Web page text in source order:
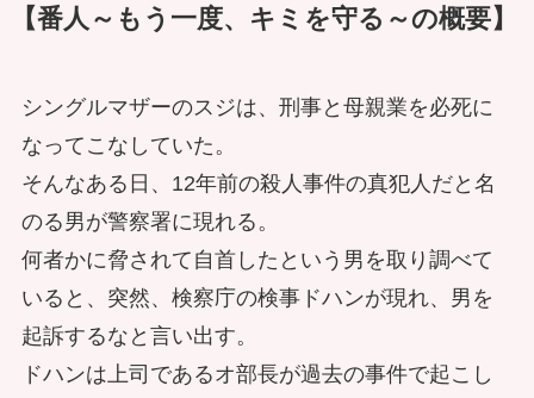
【番人～もう一度、キミを守る～の概要】
シングルマザーのスジは、刑事と母親業を必死に
なってこなしていた。
そんなある日、12年前の殺人事件の真犯人だと名
のる男が警察署に現れる。
何者かに脅されて自首したという男を取り調べて
いると、突然、検察庁の検事ドハンが現れ、男を
起訴するなと言い出す。
ドハンは上司であるオ部長が過去の事件で起こし